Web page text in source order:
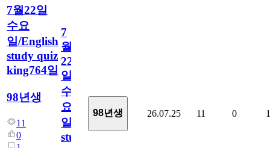
7월22일
수요
일/English
study quiz
king764일
98년생
11
0
7
월
22
일
수
요
일/English
study
98년생 26.07.25 11 0 1